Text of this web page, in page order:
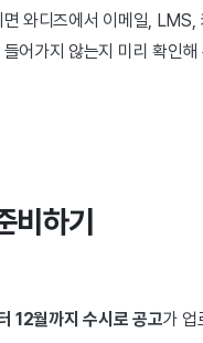
와디즈에서 이메일,
어가지 않는지 미리 확인해
비하기
12월까지 수시로 공고가 업